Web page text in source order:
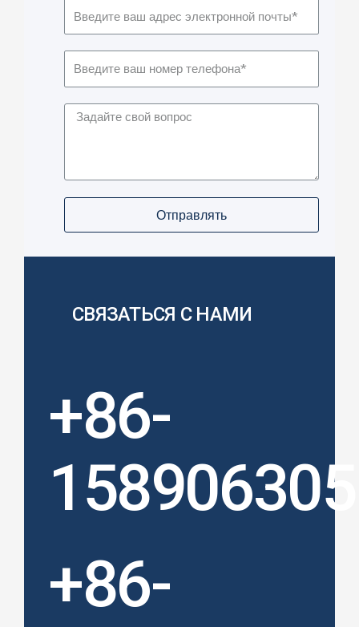
Отправлять
СВЯЗАТЬСЯ С НАМИ
+86-
+86-